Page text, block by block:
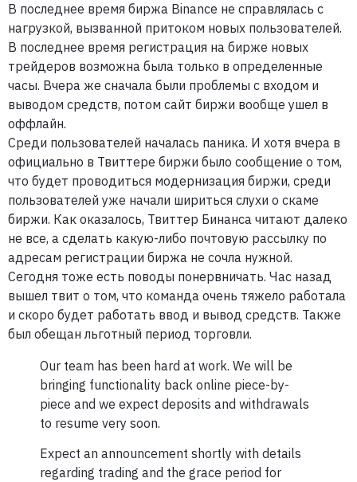
В последнее время биржа Binance не справлялась с
нагрузкой, вызванной притоком новых пользователей.
В последнее время регистрация на бирже новых
трейдеров возможна была только в определенные
часы. Вчера же сначала были проблемы с входом и
выводом средств, потом сайт биржи вообще ушел в
оффлайн.
Среди пользователей началась паника. И хотя вчера в
официально в Твиттере биржи было сообщение о том,
что будет проводиться модернизация биржи, среди
пользователей уже начали шириться слухи о скаме
биржи. Как оказалось, Твиттер Бинанса читают далеко
не все, а сделать какую-либо почтовую рассылку по
адресам регистрации биржа не сочла нужной.
Сегодня тоже есть поводы понервничать. Час назад
вышел твит о том, что команда очень тяжело работала
и скоро будет работать ввод и вывод средств. Также
был обещан льготный период торговли.
Our team has been hard at work. We will be
bringing functionality back online piece-by-
piece and we expect deposits and withdrawals
to resume very soon.
Expect an announcement shortly with details
regarding trading and the grace period for